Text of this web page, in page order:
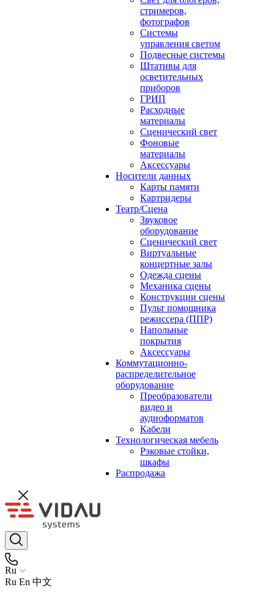
стримеров,
фотографов
Системы
управления светом
Подвесные системы
Штативы для
осветительных
приборов
ГРИП
Расходные
материалы
Сценический свет
Фоновые
материалы
Аксессуары
Носители данных
Карты памяти
Картридеры
Театр/Сцена
Звуковое
оборудование
Сценический свет
Виртуальные
концертные залы
Одежда сцены
Механика сцены
Конструкции сцены
Пульт помощника
режиссера (ППР)
Напольные
покрытия
Аксессуары
Коммутационно-
распределительное
оборудование
Преобразователи
видео и
аудиоформатов
Кабели
Технологическая мебель
Рэковые стойки,
шкафы
Распродажа
Ru
Ru En 中文